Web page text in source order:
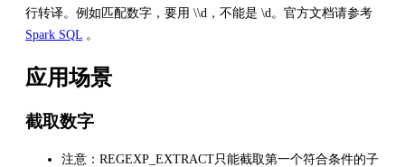
行转译。例如匹配数字，要用 \\d，不能是 \d。官方文档请参考
Spark SQL 。
应用场景
截取数字
注意：REGEXP_EXTRACT只能截取第一个符合条件的子